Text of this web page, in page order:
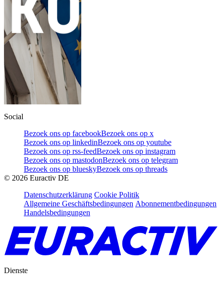
Social
Bezoek ons op facebookBezoek ons op x
Bezoek ons op linkedinBezoek ons op youtube
Bezoek ons op rss-feedBezoek ons op instagram
Bezoek ons op mastodonBezoek ons op telegram
Bezoek ons op blueskyBezoek ons op threads
© 2026 Euractiv DE
Datenschutzerklärung Cookie Politik
Allgemeine Geschäftsbedingungen Abonnementbedingungen
Handelsbedingungen
Dienste